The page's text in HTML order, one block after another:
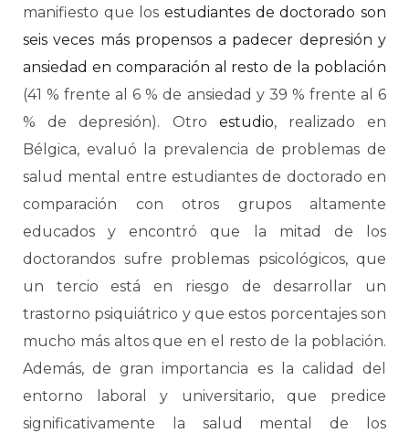
manifiesto que los estudiantes de doctorado son
seis veces más propensos a padecer depresión y
ansiedad en comparación al resto de la población
(41 % frente al 6 % de ansiedad y 39 % frente al 6
% de depresión). Otro estudio, realizado en
Bélgica, evaluó la prevalencia de problemas de
salud mental entre estudiantes de doctorado en
comparación con otros grupos altamente
educados y encontró que la mitad de los
doctorandos sufre problemas psicológicos, que
un tercio está en riesgo de desarrollar un
trastorno psiquiátrico y que estos porcentajes son
mucho más altos que en el resto de la población.
Además, de gran importancia es la calidad del
entorno laboral y universitario, que predice
significativamente la salud mental de los